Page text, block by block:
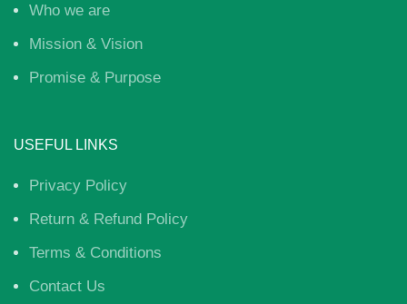
Who we are
Mission & Vision
Promise & Purpose
USEFUL LINKS
Privacy Policy
Return & Refund Policy
Terms & Conditions
Contact Us